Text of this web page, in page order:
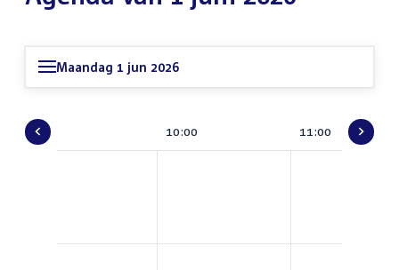
Maandag 1 jun 2026
TV
Gids
9:00 10:00 11:00